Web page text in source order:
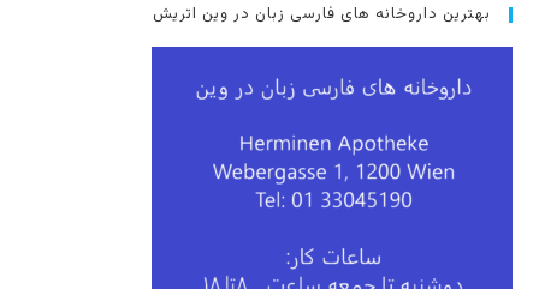
بهترین داروخانه های فارسی زبان در وین اتریش